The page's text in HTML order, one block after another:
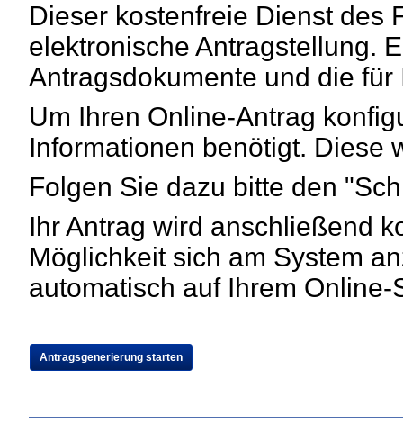
Dieser kostenfreie Dienst des
elektronische Antragstellung.
Antragsdokumente und die
Um Ihren Online-Antrag
Informationen benötigt. Diese
Folgen Sie dazu bitte den
Ihr Antrag wird anschließend
Möglichkeit sich am System
automatisch auf Ihrem